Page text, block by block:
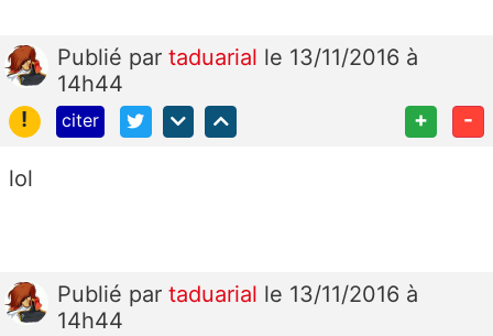
Publié par taduarial le 13/11/2016 à
14h44
!
citer + -
lol
Publié par taduarial le 13/11/2016 à
14h44